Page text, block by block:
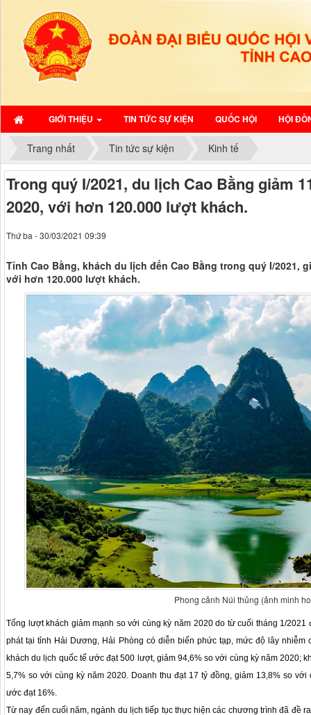
GIỚI THIỆU TIN TỨC SỰ KIỆN QUỐC HỘI HỘI
Trang nhất Tin tức sự kiện Kinh tế
Trong quý I/2021, du lịch Cao Bằng giảm
2020, với hơn 120.000 lượt khách.
Thứ ba - 30/03/2021 09:39
Tỉnh Cao Bằng, khách du lịch đến Cao Bằng trong quý I/2021,
với hơn 120.000 lượt khách.
Phong cảnh Núi thủng (ảnh minh
Tổng lượt khách giảm mạnh so với cùng kỳ năm 2020 do từ cuối tháng 1/
phát tại tỉnh Hải Dương, Hải Phòng có diễn biến phức tạp, mức độ lây nhiễm
khách du lịch quốc tế ước đạt 500 lượt, giảm 94,6% so với cùng kỳ năm 2020;
5,7% so với cùng kỳ năm 2020. Doanh thu đạt 17 tỷ đồng, giảm 13,8% so
ước đạt 16%.
Từ nay đến cuối năm, ngành du lịch tiếp tục thực hiện các chương trình đã đề